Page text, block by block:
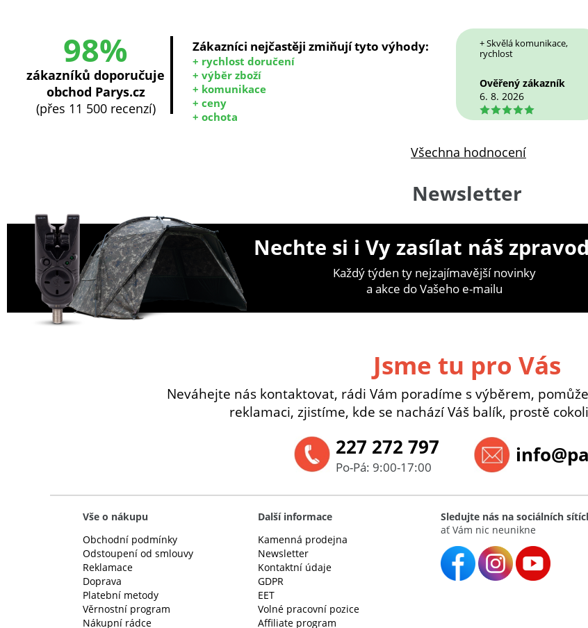
98%
zákazníků doporučuje
obchod Parys.cz
(přes 11 500 recenzí)
Zákazníci nejčastěji zmiňují tyto výhody:
+ rychlost doručení
+ výběr zboží
+ komunikace
+ ceny
+ ochota
+ Skvělá komunikace,
rychlost
Ověřený zákazník
6. 8. 2026
5
Všechna hodnocení
Newsletter
Nechte si i Vy zasílat náš
Každý týden ty nejzajímavější novinky
a akce do Vašeho e-mailu
Jsme tu pro Vás
Neváhejte nás kontaktovat, rádi Vám poradíme s výběrem,
reklamaci, zjistíme, kde se nachází Váš balík, prostě
227 272 797
Po-Pá: 9:00-17:00
Vše o nákupu
Obchodní podmínky
Odstoupení od smlouvy
Reklamace
Doprava
Platební metody
Věrnostní program
Nákupní rádce
Další informace
Kamenná prodejna
Newsletter
Kontaktní údaje
GDPR
EET
Volné pracovní pozice
Affiliate program
Sledujte nás na sociálních
ať Vám nic neunikne